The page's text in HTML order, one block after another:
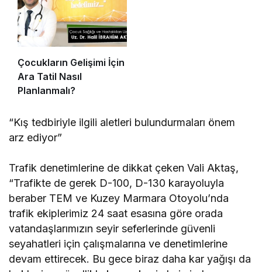
Çocukların Gelişimi İçin
Ara Tatil Nasıl
Planlanmalı?
“Kış tedbiriyle ilgili aletleri bulundurmaları önem
arz ediyor”
Trafik denetimlerine de dikkat çeken Vali Aktaş,
“Trafikte de gerek D-100, D-130 karayoluyla
beraber TEM ve Kuzey Marmara Otoyolu’nda
trafik ekiplerimiz 24 saat esasına göre orada
vatandaşlarımızın seyir seferlerinde güvenli
seyahatleri için çalışmalarına ve denetimlerine
devam ettirecek. Bu gece biraz daha kar yağışı da